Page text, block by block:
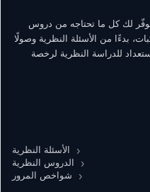
لك كل ما تحتاجه من دروس
بدءًا من الأسئلة النظرية وصولًا
للدراسة النظرية لرخصة
الأسئلة النظرية
الدروس النظرية
شواخص المرور